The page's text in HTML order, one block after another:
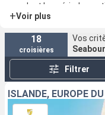
pendant les périodes
des zones telles que
+Voir plus
18
croisières
Vos
Filtrer
ISLANDE, EUROPE